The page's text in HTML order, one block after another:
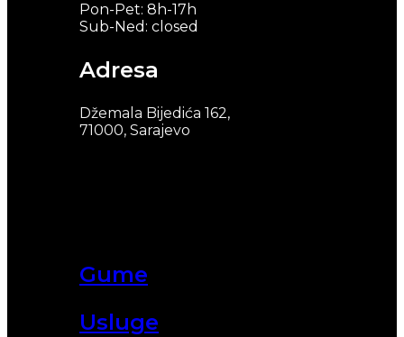
Gume
Usluge
Pon-Pet: 8h-17h
Sub-Ned: closed
Adresa
Džemala Bijedića 162,
71000, Sarajevo